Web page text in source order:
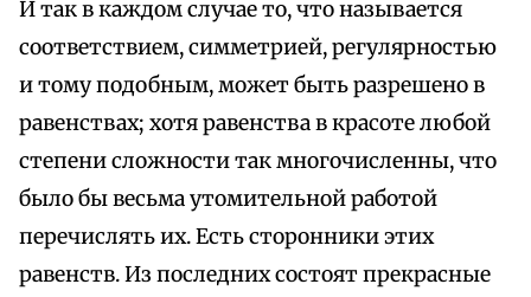
И так в каждом случае то, что называется
соответствием, симметрией, регулярностью
и тому подобным, может быть разрешено в
равенствах; хотя равенства в красоте любой
степени сложности так многочисленны, что
было бы весьма утомительной работой
перечислять их. Есть сторонники этих
равенств. Из последних состоят прекрасные